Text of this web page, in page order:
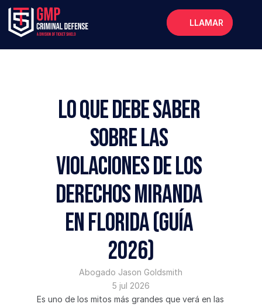
LLAMAR
Servicios
Preguntas frecuentes
Lo que debe saber
sobre las
violaciones de los
derechos Miranda
en Florida (Guía
2026)
Abogado Jason Goldsmith
5 jul 2026
Es uno de los mitos más grandes que verá en las